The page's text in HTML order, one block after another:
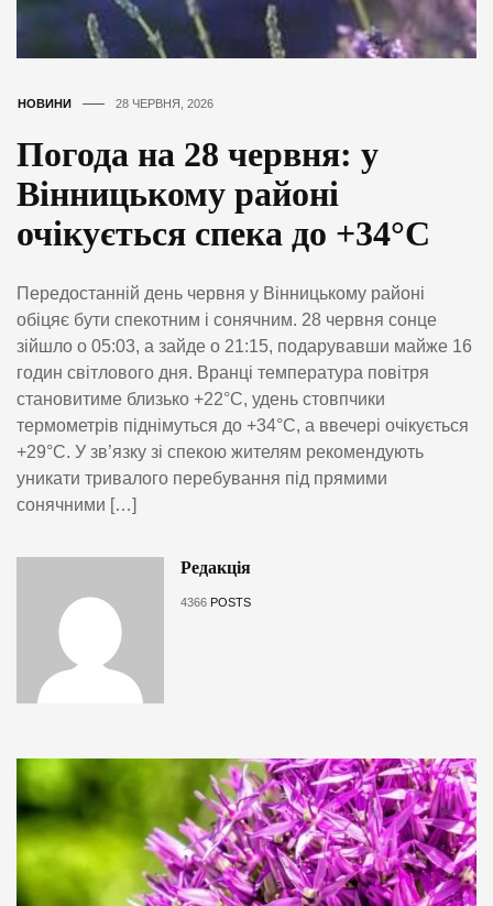
НОВИНИ 28 ЧЕРВНЯ, 2026
Погода на 28 червня: у
Вінницькому районі
очікується спека до +34°C
Передостанній день червня у Вінницькому районі
обіцяє бути спекотним і сонячним. 28 червня сонце
зійшло о 05:03, а зайде о 21:15, подарувавши майже 16
годин світлового дня. Вранці температура повітря
становитиме близько +22°C, удень стовпчики
термометрів піднімуться до +34°C, а ввечері очікується
+29°C. У зв’язку зі спекою жителям рекомендують
уникати тривалого перебування під прямими
сонячними […]
Редакція
4366 POSTS